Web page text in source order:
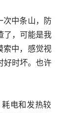
了，可能是我
索中，感觉视
好时坏。也许